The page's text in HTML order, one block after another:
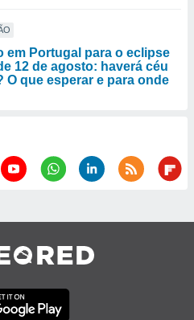
em Portugal para o eclipse
12 de agosto: haverá céu
O que esperar e para onde